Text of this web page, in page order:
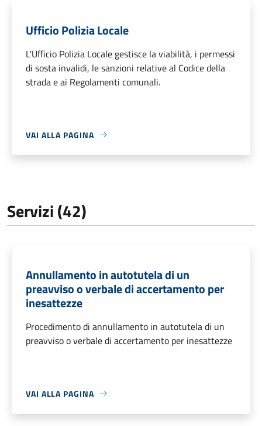
Ufficio Polizia Locale
L'Ufficio Polizia Locale gestisce la viabilità, i permessi
di sosta invalidi, le sanzioni relative al Codice della
strada e ai Regolamenti comunali.
VAI ALLA PAGINA
Servizi (42)
Annullamento in autotutela di un
preavviso o verbale di accertamento per
inesattezze
Procedimento di annullamento in autotutela di un
preavviso o verbale di accertamento per inesattezze
VAI ALLA PAGINA